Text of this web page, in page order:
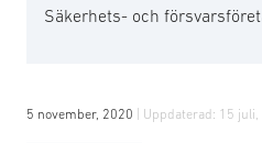
Säkerhets- och
5 november, 2020 | Uppdaterad: 15 juli,